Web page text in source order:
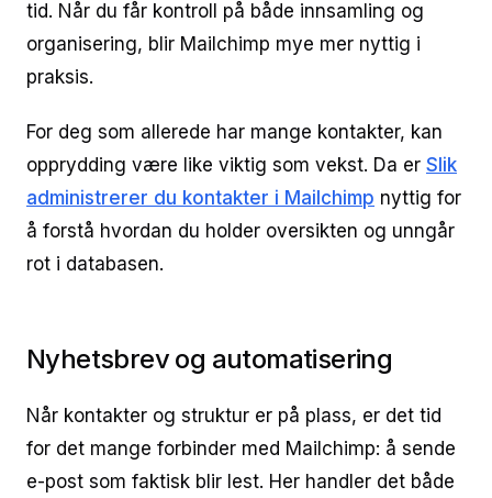
tid. Når du får kontroll på både innsamling og
organisering, blir Mailchimp mye mer nyttig i
praksis.
For deg som allerede har mange kontakter, kan
opprydding være like viktig som vekst. Da er Slik
administrerer du kontakter i Mailchimp nyttig for
å forstå hvordan du holder oversikten og unngår
rot i databasen.
Nyhetsbrev og automatisering
Når kontakter og struktur er på plass, er det tid
for det mange forbinder med Mailchimp: å sende
e-post som faktisk blir lest. Her handler det både